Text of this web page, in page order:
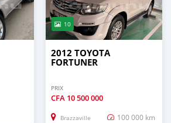
10
2012 TOYOTA
FORTUNER
PRIX
CFA 10 500 000
Brazzaville 100 000 km